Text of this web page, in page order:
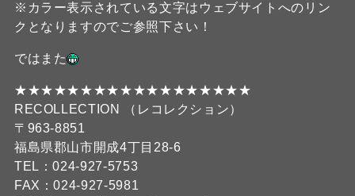
※カラー表示されている文字はウェブサイトへのリン
クとなりますのでご参照下さい！
ではまた
★★★★★★★★★★★★★★★★★★
RECOLLECTION （レコレクション）
〒963-8851
福島県郡山市開成4丁目28-6
TEL：024-927-5753
FAX：024-927-5981